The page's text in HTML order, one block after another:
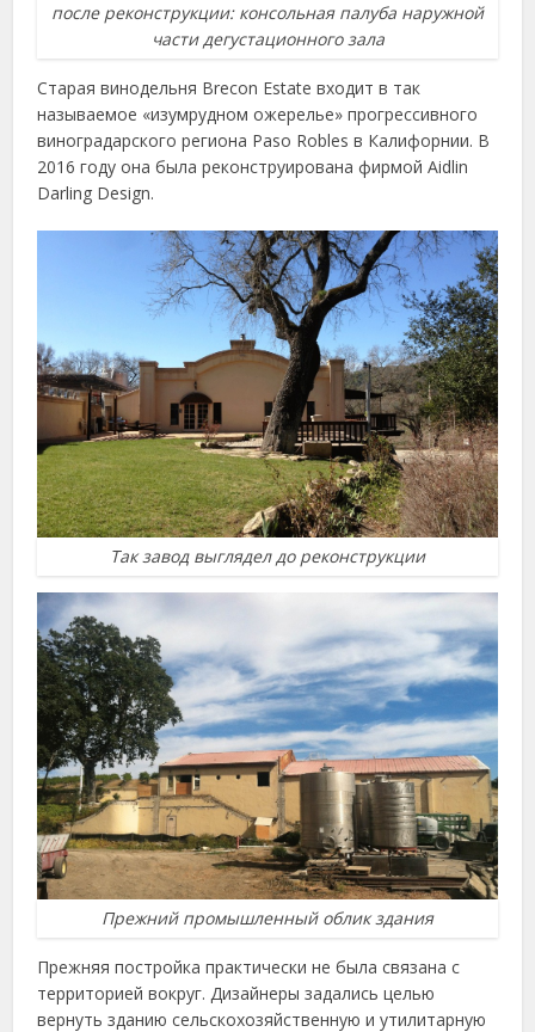
после реконструкции: консольная палуба наружной
части дегустационного зала
Старая винодельня Brecon Estate входит в так
называемое «изумрудном ожерелье» прогрессивного
виноградарского региона Paso Robles в Калифорнии. В
2016 году она была реконструирована фирмой Aidlin
Darling Design.
Так завод выглядел до реконструкции
Прежний промышленный облик здания
Прежняя постройка практически не была связана с
территорией вокруг. Дизайнеры задались целью
вернуть зданию сельскохозяйственную и утилитарную